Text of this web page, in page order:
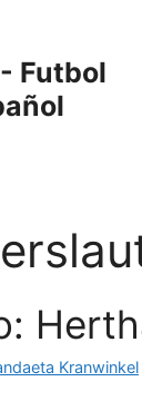
Futbol
Kranwinkel